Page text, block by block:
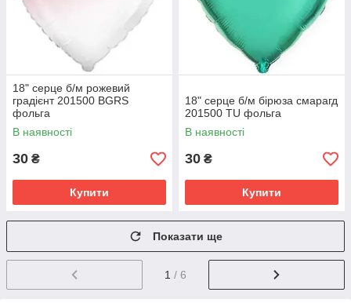
18" серце б/м рожевий
градієнт 201500 BGRS
фольга
В наявності
30 ₴
Купити
18" серце б/м бірюза смарагд
201500 TU фольга
В наявності
30 ₴
Купити
Показати ще
1 / 6